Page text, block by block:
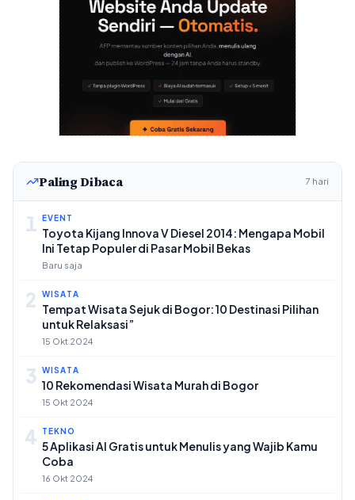
Paling Dibaca 7 hari
1 EVENT
Toyota Kijang Innova V Diesel 2014: Mengapa Mobil
Ini Tetap Populer di Pasar Mobil Bekas
Baru saja
2 WISATA
Tempat Wisata Sejuk di Bogor: 10 Destinasi Pilihan
untuk Relaksasi”
15 Okt 2024
3 WISATA
10 Rekomendasi Wisata Murah di Bogor
15 Okt 2024
4 TEKNO
5 Aplikasi AI Gratis untuk Menulis yang Wajib Kamu
Coba
16 Okt 2024